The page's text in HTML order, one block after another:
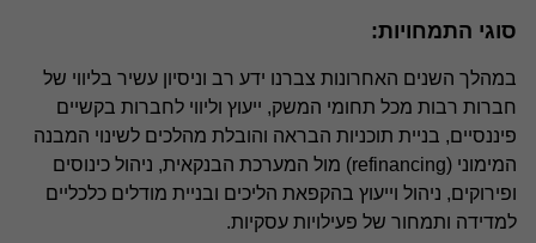
הערכת שווי חברה-הערכת שווי עסק
פירוקים וכינוסים
בדיקת נאותות המשאב האנושי בארגון
סוגי התמחויות:
במהלך השנים האחרונות צברנו ידע רב וניסיון עשיר בליווי של
חברות רבות מכל תחומי המשק, ייעוץ וליווי לחברות בקשיים
פיננסיים, בניית תוכניות הבראה והובלת מהלכים לשינוי המבנה
המימוני (refinancing) מול המערכת הבנקאית, ניהול כינוסים
ופירוקים, ניהול וייעוץ בהקפאת הליכים ובניית מודלים כלכליים
למדידה ותמחור של פעילויות עסקיות.